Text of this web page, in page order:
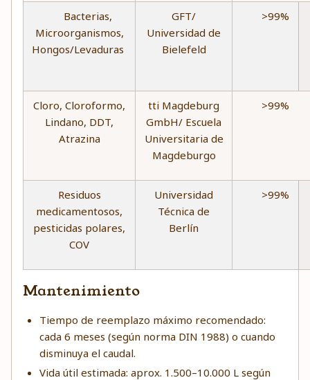
Bacterias,
Microorganismos,
Hongos/Levaduras
GFT/
Universidad de
Bielefeld
>99%
Cloro, Cloroformo,
Lindano, DDT,
Atrazina
tti Magdeburg
GmbH/ Escuela
Universitaria de
Magdeburgo
>99%
Residuos
medicamentosos,
pesticidas polares,
COV
Universidad
Técnica de
Berlín
>99%
Mantenimiento
Tiempo de reemplazo máximo recomendado:
cada 6 meses (según norma DIN 1988) o cuando
disminuya el caudal.
Vida útil estimada: aprox. 1.500–10.000 L según